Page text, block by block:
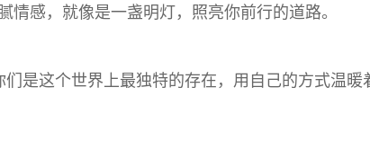
感，就像是一盏明灯，照亮你前行的道路。
是这个世界上最独特的存在，用自己的方式温暖